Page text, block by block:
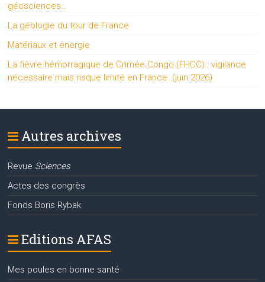
géosciences…
La géologie du tour de France
Matériaux et énergie
La fièvre hémorragique de Crimée Congo (FHCC) : vigilance
nécessaire mais risque limité en France. (juin 2026)
Autres archives
Revue Sciences
Actes des congrès
Fonds Boris Rybak
Editions AFAS
Mes poules en bonne santé